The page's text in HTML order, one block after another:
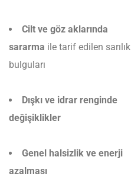
Cilt ve göz aklarında
sararma ile tarif edilen sarılık
bulguları
Dışkı ve idrar renginde
değişiklikler
Genel halsizlik ve enerji
azalması